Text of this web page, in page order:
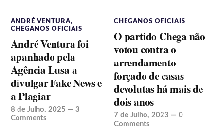
ANDRÉ VENTURA,
CHEGANOS OFICIAIS
André Ventura foi
apanhado pela
Agência Lusa a
divulgar Fake News e
a Plagiar
8 de Julho, 2025 —3
Comments
CHEGANOS OFICIAIS
O partido Chega não
votou contra o
arrendamento
forçado de casas
devolutas há mais de
dois anos
7 de Julho, 2023 —0
Comments